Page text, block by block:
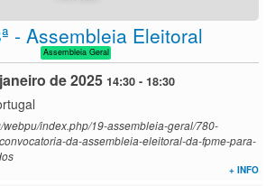
- Assembleia Eleitoral
Assembleia Geral
de 2025 14:30 - 18:30
webpu/index.php/19-assembleia-geral/780-
da-assembleia-eleitoral-da-fpme-para-
+ INFO